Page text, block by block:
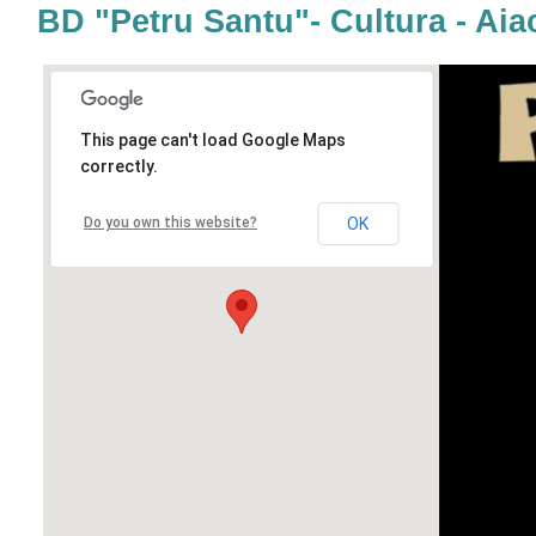
BD "Petru Santu"- Cultura -
This page can't load Google Maps
correctly.
Do you own this website? OK